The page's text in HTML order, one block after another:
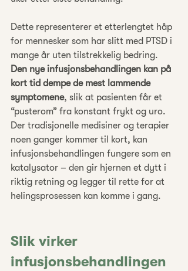
Dette representerer et etterlengtet håp
for mennesker som har slitt med PTSD i
mange år uten tilstrekkelig bedring.
Den nye infusjonsbehandlingen kan på
kort tid dempe de mest lammende
symptomene, slik at pasienten får et
“pusterom” fra konstant frykt og uro.
Der tradisjonelle medisiner og terapier
noen ganger kommer til kort, kan
infusjonsbehandlingen fungere som en
katalysator – den gir hjernen et dytt i
riktig retning og legger til rette for at
helingsprosessen kan komme i gang.
Slik virker
infusjonsbehandlingen